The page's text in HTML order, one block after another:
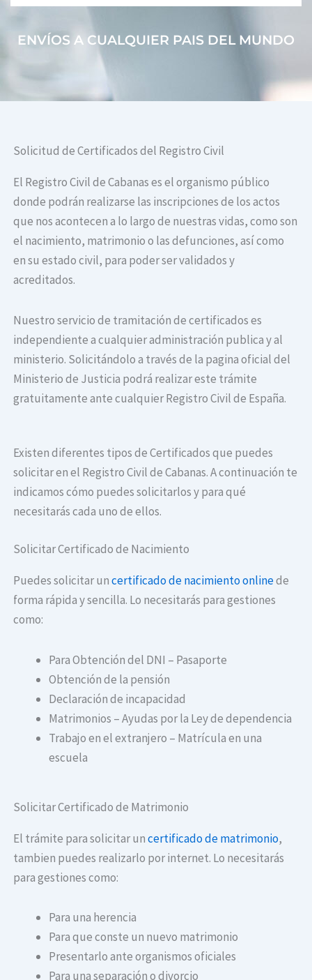
ENVÍOS A CUALQUIER PAIS DEL MUNDO
Solicitud de Certificados del Registro Civil
El Registro Civil de Cabanas es el organismo público
donde podrán realizarse las inscripciones de los actos
que nos acontecen a lo largo de nuestras vidas, como son
el nacimiento, matrimonio o las defunciones, así como
en su estado civil, para poder ser validados y
acreditados.
Nuestro servicio de tramitación de certificados es
independiente a cualquier administración publica y al
ministerio. Solicitándolo a través de la pagina oficial del
Ministerio de Justicia podrá realizar este trámite
gratuitamente ante cualquier Registro Civil de España.
Existen diferentes tipos de Certificados que puedes
solicitar en el Registro Civil de Cabanas. A continuación te
indicamos cómo puedes solicitarlos y para qué
necesitarás cada uno de ellos.
Solicitar Certificado de Nacimiento
Puedes solicitar uncertificado de nacimiento onlinede
forma rápida y sencilla. Lo necesitarás para gestiones
como:
Para Obtención del DNI – Pasaporte
Obtención de la pensión
Declaración de incapacidad
Matrimonios – Ayudas por la Ley de dependencia
Trabajo en el extranjero – Matrícula en una
escuela
Solicitar Certificado de Matrimonio
El trámite para solicitar uncertificado de matrimonio,
tambien puedes realizarlo por internet. Lo necesitarás
para gestiones como:
Para una herencia
Para que conste un nuevo matrimonio
Presentarlo ante organismos oficiales
Para una separación o divorcio